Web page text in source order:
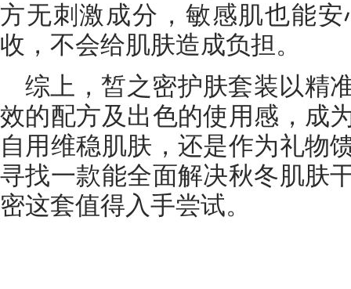
方无刺激成分，敏感肌也能
收，不会给肌肤造成负担。
综上，皙之密护肤套装以精
效的配方及出色的使用感，成
自用维稳肌肤，还是作为礼物
寻找一款能全面解决秋冬肌肤
密这套值得入手尝试。